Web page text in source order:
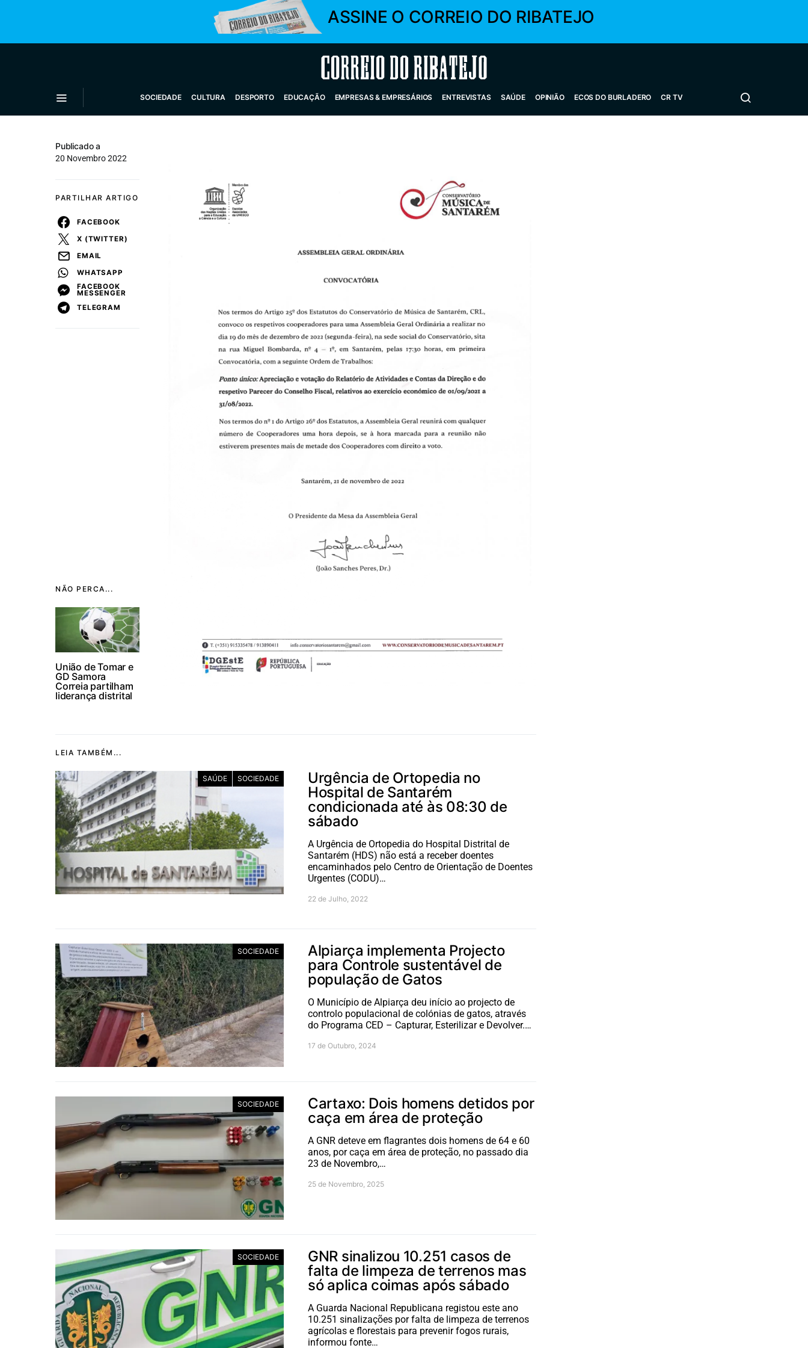
ASSINE O CORREIO DO RIBATEJO
Correio do Ribatejo
SOCIEDADE CULTURA DESPORTO EDUCAÇÃO EMPRESAS & EMPRESÁRIOS ENTREVISTAS SAÚDE OPINIÃO ECOS DO BURLADERO CR TV
NÃO PERCA...
União de Tomar e
GD Samora
Correia partilham
liderança distrital
Publicado a
20 Novembro 2022
PARTILHAR ARTIGO
FACEBOOK
X (TWITTER)
EMAIL
WHATSAPP
FACEBOOK
MESSENGER
TELEGRAM
LEIA TAMBÉM...
SAÚDE SOCIEDADE
Urgência de Ortopedia no
Hospital de Santarém
condicionada até às 08:30 de
sábado
A Urgência de Ortopedia do Hospital Distrital de
Santarém (HDS) não está a receber doentes
encaminhados pelo Centro de Orientação de Doentes
Urgentes (CODU)…
22 de Julho, 2022
SOCIEDADE
Alpiarça implementa Projecto
para Controle sustentável de
população de Gatos
O Município de Alpiarça deu início ao projecto de
controlo populacional de colónias de gatos, através
do Programa CED – Capturar, Esterilizar e Devolver.…
17 de Outubro, 2024
SOCIEDADE
Cartaxo: Dois homens detidos por
caça em área de proteção
A GNR deteve em flagrantes dois homens de 64 e 60
anos, por caça em área de proteção, no passado dia
23 de Novembro,…
25 de Novembro, 2025
SOCIEDADE
GNR sinalizou 10.251 casos de
falta de limpeza de terrenos mas
só aplica coimas após sábado
A Guarda Nacional Republicana registou este ano
10.251 sinalizações por falta de limpeza de terrenos
agrícolas e florestais para prevenir fogos rurais,
informou fonte…